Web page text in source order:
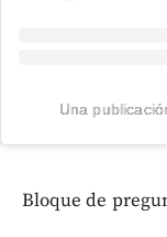
Una
Bloque de